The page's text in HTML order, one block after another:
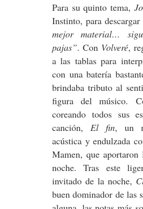
Para su quinto tema,
Instinto, para
mejor material…
pajas”. Con Volveré,
a las tablas para
con una batería
brindaba tributo al
figura del músico.
coreando todos sus
canción, El fin, un
acústica y endulzada
Mamen, que
noche. Tras este
invitado de la noche,
buen dominador de las